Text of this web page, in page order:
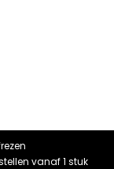
vanaf 1 stuk